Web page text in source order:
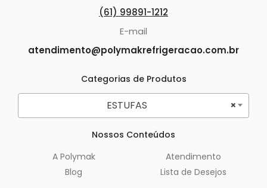
(61) 99891-1212
E-mail
atendimento@polymakrefrigeracao.com.br
Categorias de Produtos
×
ESTUFAS
Nossos Conteúdos
A Polymak
Blog
Atendimento
Lista de Desejos